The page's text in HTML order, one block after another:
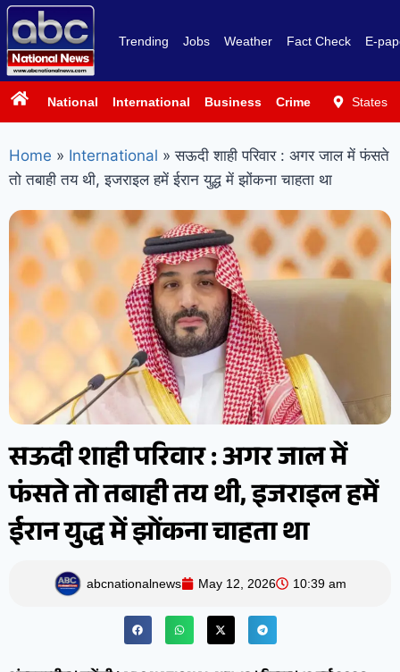
Trending Jobs Weather Fact Check E-
National International Business Crime PoliticsStates
Home » International » सऊदी शाही परिवार : अगर जाल में फंसते
तो तबाही तय थी, इजराइल हमें ईरान युद्ध में झोंकना चाहता था
सऊदी शाही परिवार : अगर जाल में
फंसते तो तबाही तय थी, इजराइल हमें
ईरान युद्ध में झोंकना चाहता था
abcnationalnews May 12, 2026 10:39 am